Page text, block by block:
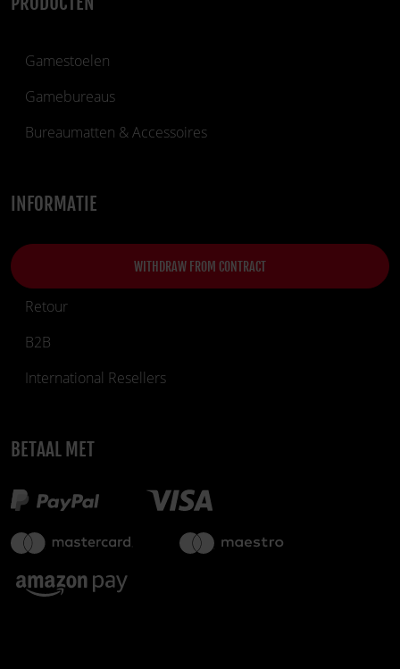
Gamestoelen
Gamebureaus
Bureaumatten & Accessoires
INFORMATIE
WITHDRAW FROM CONTRACT
Retour
B2B
International Resellers
BETAAL MET